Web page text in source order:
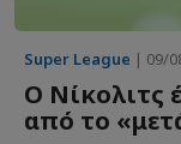
Super League | 09/
Ο Νίκολιτς
από το